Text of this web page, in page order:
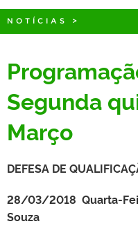
NOTÍCIAS >
Segunda
Março
DEFESA DE
28/03/2018 Quarta-
Souza